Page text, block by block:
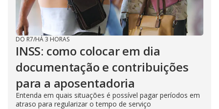
DO R7/HÁ 3 HORAS
INSS: como colocar em dia
documentação e contribuições
para a aposentadoria
Entenda em quais situações é possível pagar períodos em
atraso para regularizar o tempo de serviço